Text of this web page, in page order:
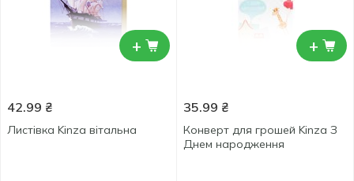
+
42.99 ₴
Листівка Kinza вітальна
+
35.99 ₴
Конверт для грошей Kinza З
Днем народження